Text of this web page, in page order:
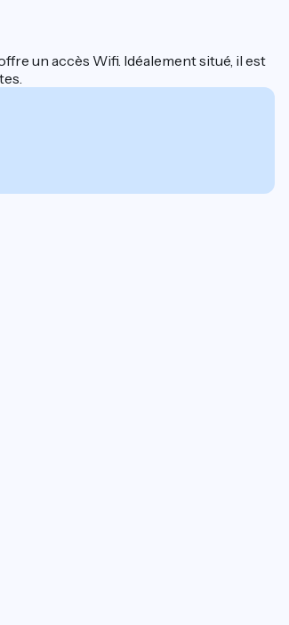
un accès Wifi. Idéalement situé, il est